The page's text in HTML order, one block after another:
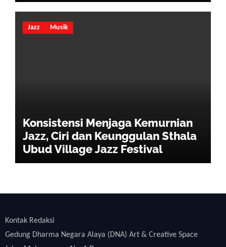
Jazz Musik
Konsistensi Menjaga Kemurnian
Jazz, Ciri dan Keunggulan Sthala
Ubud Village Jazz Festival
Kontak Redaksi
Gedung Dharma Negara Alaya (DNA) Art & Creative Space